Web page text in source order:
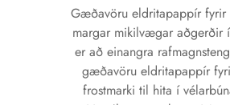
Gæðavöru eldritapappír fyrir
margar mikilvægar aðgerðir
er að einangra
gæðavöru eldritapappír
frostmarki til hita í